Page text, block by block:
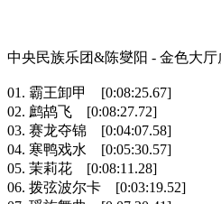
中央民族乐团&陈燮阳 - 金色大
01. 霸王卸甲 [0:08:25.67]
02. 鹧鸪飞 [0:08:27.72]
03. 赛龙夺锦 [0:04:07.58]
04. 寒鸭戏水 [0:05:30.57]
05. 茉莉花 [0:08:11.28]
06. 拨弦波尔卡 [0:03:19.52]